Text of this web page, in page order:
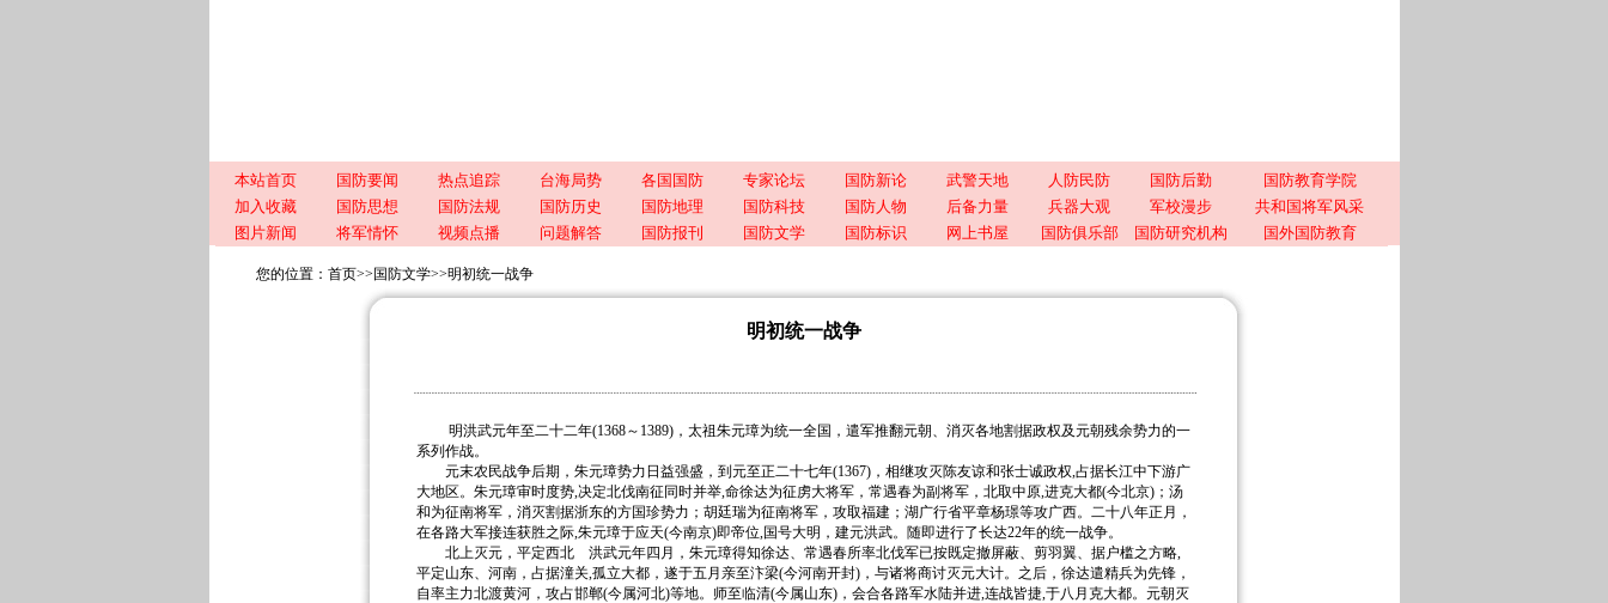
本站首页 国防要闻 热点追踪 台海局势 各国国防 专家论坛 国防新论 武警天地 人防民防 国防后勤
国防教育学院
加入收藏
国防思想 国防法规 国防历史 国防地理 国防科技 国防人物 后备力量 兵器大观 军校漫步
共和国将军风采
图片新闻
将军情怀 视频点播 问题解答 国防报刊 国防文学 国防标识 网上书屋 国防俱乐部 国防研究机构 国外国防教育
您的位置： 首页>> 国防文学>>明初统一战争
明初统一战争
明洪武元年至二十二年(1368～1389)，太祖朱元璋为统一全国，遣军推翻元朝、消灭各地割据政权及元朝残余势力的一
系列作战。
元末农民战争后期，朱元璋势力日益强盛，到元至正二十七年(1367)，相继攻灭陈友谅和张士诚政权,占据长江中下游广
大地区。朱元璋审时度势,决定北伐南征同时并举,命徐达为征虏大将军，常遇春为副将军，北取中原,进克大都(今北京)；汤
和为征南将军，消灭割据浙东的方国珍势力；胡廷瑞为征南将军，攻取福建；湖广行省平章杨璟等攻广西。二十八年正月，
在各路大军接连获胜之际,朱元璋于应天(今南京)即帝位,国号大明，建元洪武。随即进行了长达22年的统一战争。
北上灭元，平定西北 洪武元年四月，朱元璋得知徐达、常遇春所率北伐军已按既定撤屏蔽、剪羽翼、据户槛之方略,
平定山东、河南，占据潼关,孤立大都，遂于五月亲至汴梁(今河南开封)，与诸将商讨灭元大计。之后，徐达遣精兵为先锋，
自率主力北渡黄河，攻占邯郸(今属河北)等地。师至临清(今属山东)，会合各路军水陆并进,连战皆捷,于八月克大都。元朝灭